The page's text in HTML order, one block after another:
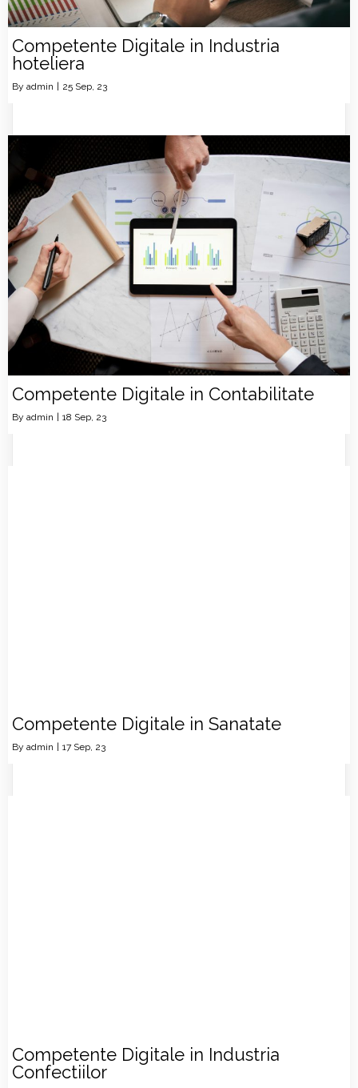
Competente Digitale in Industria
hoteliera
By admin 25 Sep, 23
Competente Digitale in Contabilitate
By admin | 18 Sep, 23
Competente Digitale in Sanatate
By admin 17 Sep, 23
Competente Digitale in Industria
Confectiilor